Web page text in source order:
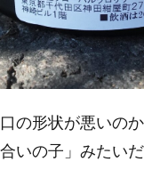
の形状が悪いの
いの子」みたい